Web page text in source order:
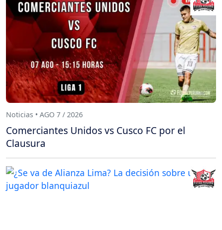
Noticias • AGO 7 / 2026
Comerciantes Unidos vs Cusco FC por el
Clausura